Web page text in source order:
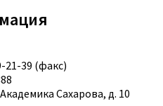
21-39 (факс)
Сахарова, д. 10